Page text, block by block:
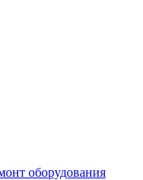
оборудования